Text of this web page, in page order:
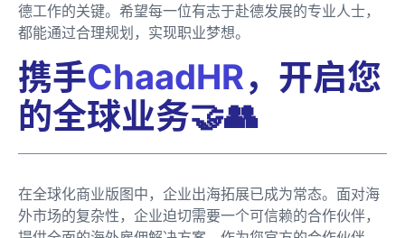
德工作的关键。希望每一位有志于赴德发展的专业人士，
都能通过合理规划，实现职业梦想。
携手ChaadHR，开启您
的全球业务🤝👥
在全球化商业版图中，企业出海拓展已成为常态。面对海
外市场的复杂性，企业迫切需要一个可信赖的合作伙伴，